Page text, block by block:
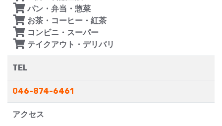
パン・弁当・惣菜
お茶・コーヒー・紅茶
コンビニ・スーパー
テイクアウト・デリバリ
TEL
046-874-6461
アクセス